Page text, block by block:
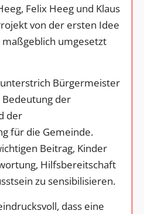
Felix Heeg und Klaus
von der ersten Idee
umgesetzt
Bürgermeister
der
der
für die Gemeinde.
Beitrag, Kinder
Hilfsbereitschaft
zu sensibilisieren.
dass eine